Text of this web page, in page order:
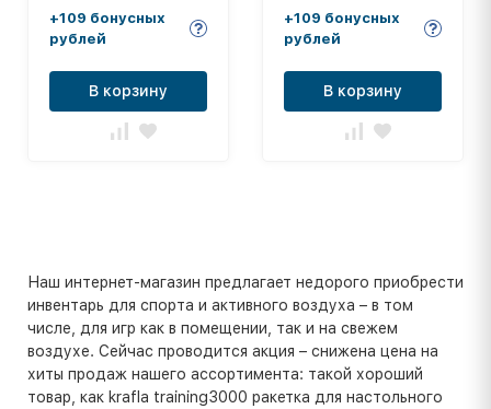
+109 бонусных
рублей
В корзину
+109 бонусных
рублей
В корзину
Наш интернет-магазин предлагает недорого приобрести
инвентарь для спорта и активного воздуха – в том
числе, для игр как в помещении, так и на свежем
воздухе. Сейчас проводится акция – снижена цена на
хиты продаж нашего ассортимента: такой хороший
товар, как krafla training3000 ракетка для настольного